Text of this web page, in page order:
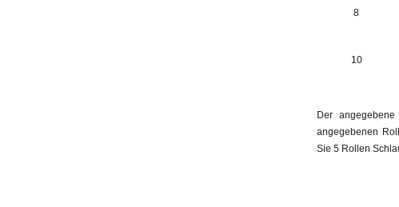
8
10
Der
angegebenen
Sie 5 Rollen